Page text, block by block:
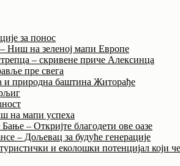
за понос
Ниш на зеленој мапи Европе
– скривене приче Алексинца
пре свега
и природна баштина Житорађе
на мапи успеха
– Откријте благодети ове оазе
– Дољевац за будуће генерације
и еколошки потенцијал који